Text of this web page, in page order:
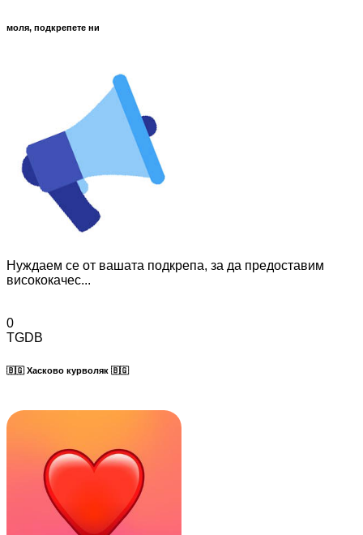
моля, подкрепете ни
Нуждаем се от вашата подкрепа, за да предоставим
висококачес...
0
TGDB
🇧🇬 Хасково курволяк 🇧🇬